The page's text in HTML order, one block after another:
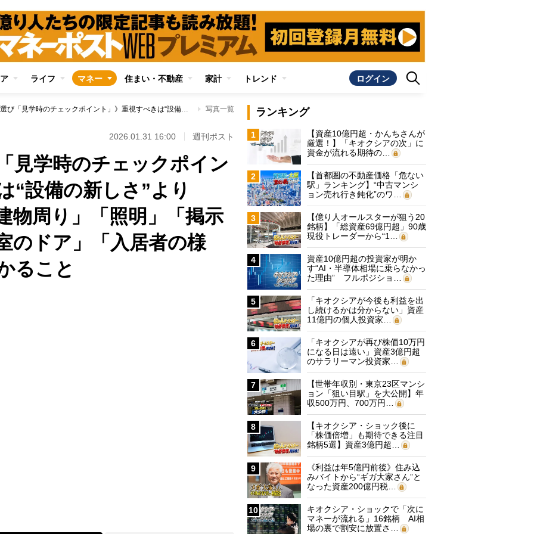
ライフ マネー 住まい・不動産 家計 トレンド ログイン
《老人ホーム選び「見学時のチェックポイント」》重視すべきは“設備の新しさ”よりも“清掃状況” 「建物周り」「照明」「掲示物」「臭い」「居室のドア」「入居者の様子」…そこから分かること 写真一覧
2026.01.31 16:00 週刊ポスト
見学時のチェックポイン
“設備の新しさ”より
物周り」「照明」「掲示
のドア」「入居者の様
ること
ランキング
1
【資産10億円超・かんちさんが
厳選！】「キオクシアの次」に
資金が流れる期待の…
2
【首都圏の不動産価格「危ない
駅」ランキング】“中古マンシ
ョン売れ行き鈍化”のワ…
3
【億り人オールスターが狙う20
銘柄】「総資産69億円超」90歳
現役トレーダーから“1…
4
資産10億円超の投資家が明か
す“AI・半導体相場に乗らなかっ
た理由” フルポジショ…
5
「キオクシアが今後も利益を出
し続けるかは分からない」資産
11億円の個人投資家…
6
「キオクシアが再び株価10万円
になる日は遠い」資産3億円超
のサラリーマン投資家…
7
【世帯年収別・東京23区マンシ
ョン「狙い目駅」を大公開】年
収500万円、700万円…
8
【キオクシア・ショック後に
「株価倍増」も期待できる注目
銘柄5選】資産3億円超…
9
《利益は年5億円前後》住み込
みバイトから“ギガ大家さん”と
なった資産200億円税…
10
キオクシア・ショックで「次に
マネーが流れる」16銘柄 AI相
場の裏で割安に放置さ…